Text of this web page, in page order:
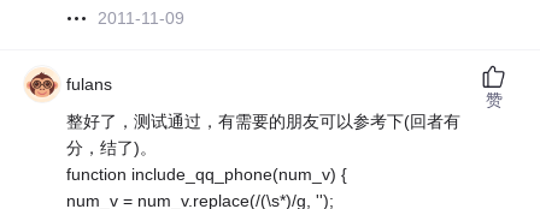
2011-11-09
fulans
整好了，测试通过，有需要的朋友可以参考下(回者有
分，结了)。
function include_qq_phone(num_v) {
num_v = num_v.replace(/(\s*)/g, '');
赞